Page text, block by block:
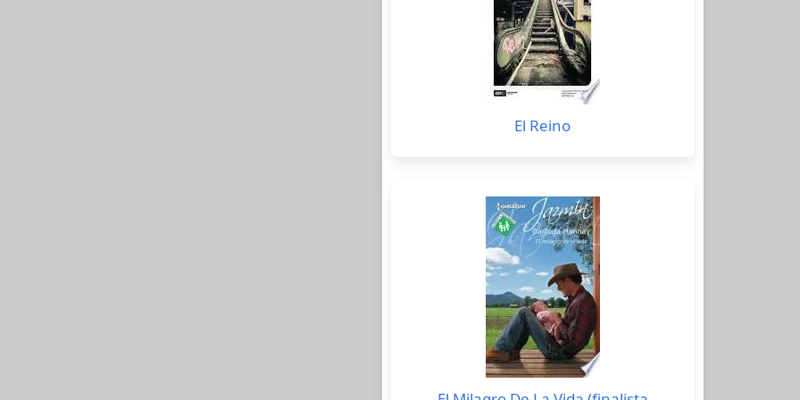
El Reino